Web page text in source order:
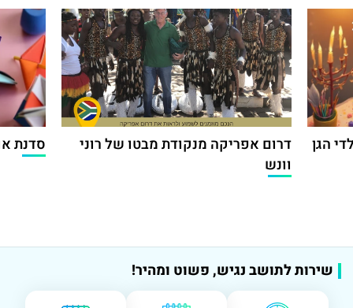
הגן
דרום אפריקה מנקודת מבטו של רוני
וונש
סדנת
שירות לתושב נגיש, פשוט ומהיר!